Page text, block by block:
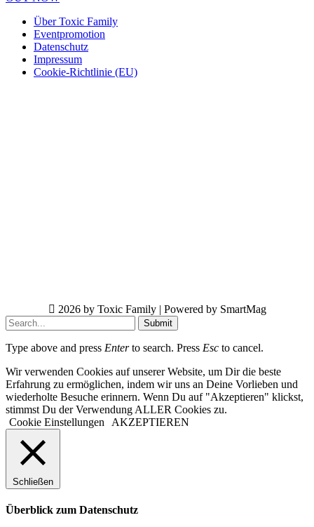
Über Toxic Family
Eventpromotion
Datenschutz
Impressum
Cookie-Richtlinie (EU)
2026 by Toxic Family | Powered by SmartMag
Submit
Type above and press Enterto search. Press Esc to cancel.
Wir verwenden Cookies auf unserer Website, um Dir die beste
Erfahrung zu ermöglichen, indem wir uns an Deine Vorlieben und
wiederholte Besuche erinnern. Wenn Du auf "Akzeptieren" klickst,
stimmst Du der Verwendung ALLER Cookies zu.
Cookie Einstellungen
AKZEPTIEREN
Schließen
Überblick zum Datenschutz